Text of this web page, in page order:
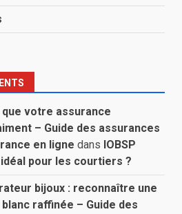
votre assurance
– Guide des assurances
en ligne dans IOBSP
pour les courtiers ?
bijoux : reconnaître une
raffinée – Guide des